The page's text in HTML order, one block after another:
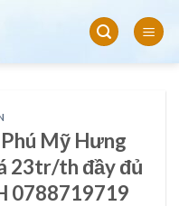
Mỹ Hưng
23tr/th đầy đủ
0788719719